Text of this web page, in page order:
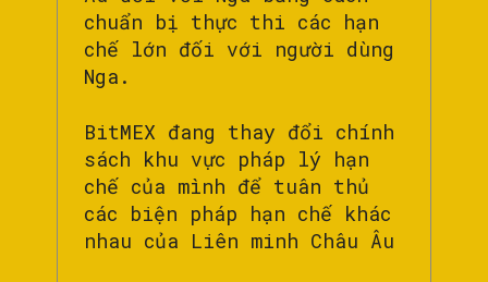
chuẩn bị thực thi các hạn
chế lớn đối với người dùng
Nga.
BitMEX đang thay đổi chính
sách khu vực pháp lý hạn
chế của mình để tuân thủ
các biện pháp hạn chế khác
nhau của Liên minh Châu Âu